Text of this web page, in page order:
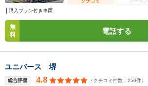
購入プラン付き車両
無
料
電話する
ユニバース 堺
総合評価 4.8 （クチコミ件数： 250件）